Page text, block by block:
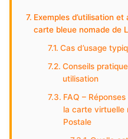
Exemples d’utilisation
carte bleue nomade de
Cas d’usage
Conseils
utilisation
FAQ –
la carte virtuelle
Postale